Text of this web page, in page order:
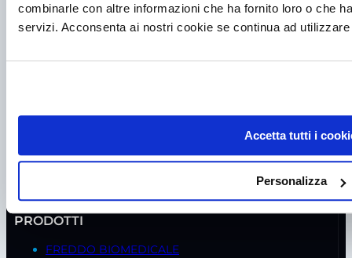
combinarle con altre informazioni che ha fornito loro o che
servizi. Acconsenta ai nostri cookie se continua ad
Accetta tutti i
Personalizza
Fax +39 049 8802487
frigomeccanica@andreaus.com
PECfrigomeccanica.andreaus@pec.it
PRODOTTI
FREDDO BIOMEDICALE